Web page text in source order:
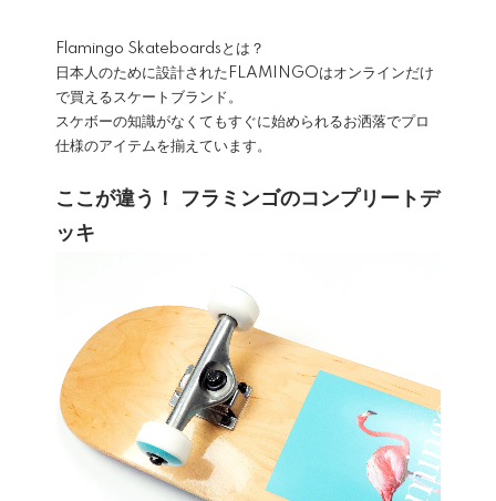
Flamingo Skateboardsとは？
日本人のために設計されたFLAMINGOはオンラインだけ
で買えるスケートブランド。
スケボーの知識がなくてもすぐに始められるお洒落でプロ
仕様のアイテムを揃えています。
ここが違う！ フラミンゴのコンプリートデ
ッキ